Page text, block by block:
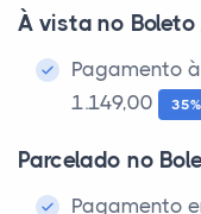
À vista no Boleto
Pagamento
1.149,00
Parcelado no
Pagamento